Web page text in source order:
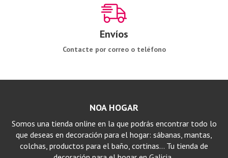
Envíos
Contacte por correo o teléfono
NOA HOGAR
Somos una tienda online en la que podrás encontrar todo lo
que deseas en decoración para el hogar: sábanas, mantas,
colchas, productos para el baño, cortinas… Tu tienda de